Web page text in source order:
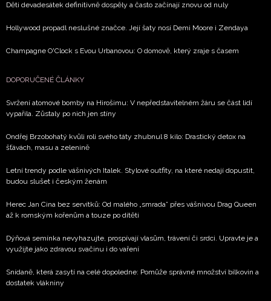
Děti devadesátek definitivně dospěly a často začínají znovu od nuly
Hollywood propadl neslušné značce. Její šaty nosí Demi Moore i Zendaya
Champagne O'Clock s Evou Urbanovou: O domově, který zraje s časem
DOPORUČENÉ ČLÁNKY
Svržení atomové bomby na Hirošimu: V nepředstavitelném žáru se část lidí
vypařila. Zůstaly po nich jen stíny
Ondřej Brzobohatý kvůli roli svého táty zhubnul 8 kilo: Drastický detox na
šťávách, masu a zelenině
Letní trendy podle vášnivých Italek. Stylové outfity, na které nedají dopustit,
budou slušet i českým ženám
Herec Jan Cina bez servítků: Od malého „smrada” přes vášnivou Drag Queen
až k romským kořenům a touze po dítěti
Dýňová semínka nevyhazujte, prospívají vlasům, trávení či srdci. Upravte je a
využijte jako zdravou svačinu i do vaření
Snídaně, která zasytí na celé dopoledne: Pomůže správné množství bílkovin a
dostatek vlákniny